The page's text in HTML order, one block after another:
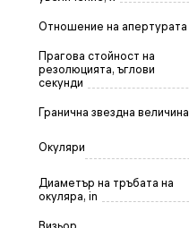
Отношение на апертурата
Прагова стойност на
резолюцията, ъглови
секунди
Гранична звездна величина
Окуляри
Диаметър на тръбата на
окуляра, in